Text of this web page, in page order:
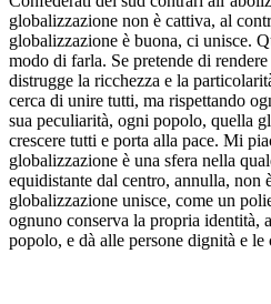
globalizzazione non è cattiva, al
globalizzazione è buona, ci unisce.
modo di farla. Se pretende di
distrugge la ricchezza e la
cerca di unire tutti, ma rispettando
sua peculiarità, ogni popolo, quella
crescere tutti e porta alla pace. Mi
globalizzazione è una sfera nella
equidistante dal centro, annulla, non
globalizzazione unisce, come un
ognuno conserva la propria identità,
popolo, e dà alle persone dignità e